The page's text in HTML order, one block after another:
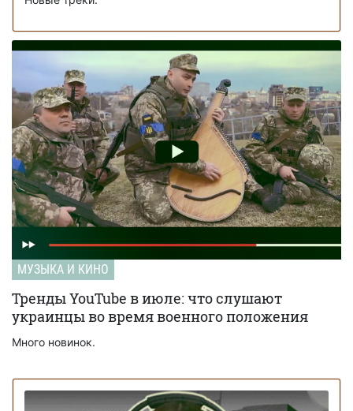
МУЗЫКА И КИНО
Тренды YouTube в июле: что слушают
украинцы во время военного положения
Много новинок.